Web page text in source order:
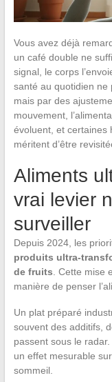
Vous avez déjà
un café double ne
signal, le corps
santé au quotidien ne
mais par des
mouvement,
évoluent, et certaines
méritent d’être
Aliments
vrai levier
surveiller
Depuis 2024, les
produits ultra-
de fruits . Cette
manière de penser
Un plat préparé
souvent des additifs,
passent sous le
un effet mesurable
sommeil.